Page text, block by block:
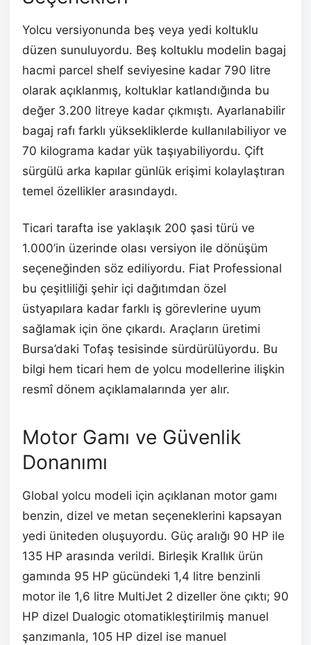
Yolcu versiyonunda beş veya yedi koltuklu
düzen sunuluyordu. Beş koltuklu modelin bagaj
hacmi parcel shelf seviyesine kadar 790 litre
olarak açıklanmış, koltuklar katlandığında bu
değer 3.200 litreye kadar çıkmıştı. Ayarlanabilir
bagaj rafı farklı yüksekliklerde kullanılabiliyor ve
70 kilograma kadar yük taşıyabiliyordu. Çift
sürgülü arka kapılar günlük erişimi kolaylaştıran
temel özellikler arasındaydı.
Ticari tarafta ise yaklaşık 200 şasi türü ve
1.000’in üzerinde olası versiyon ile dönüşüm
seçeneğinden söz ediliyordu. Fiat Professional
bu çeşitliliği şehir içi dağıtımdan özel
üstyapılara kadar farklı iş görevlerine uyum
sağlamak için öne çıkardı. Araçların üretimi
Bursa’daki Tofaş tesisinde sürdürülüyordu. Bu
bilgi hem ticari hem de yolcu modellerine ilişkin
resmî dönem açıklamalarında yer alır.
Motor Gamı ve Güvenlik
Donanımı
Global yolcu modeli için açıklanan motor gamı
benzin, dizel ve metan seçeneklerini kapsayan
yedi üniteden oluşuyordu. Güç aralığı 90 HP ile
135 HP arasında verildi. Birleşik Krallık ürün
gamında 95 HP gücündeki 1,4 litre benzinli
motor ile 1,6 litre MultiJet 2 dizeller öne çıktı; 90
HP dizel Dualogic otomatikleştirilmiş manuel
şanzımanla, 105 HP dizel ise manuel